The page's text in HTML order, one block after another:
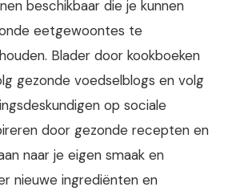
beschikbaar die je kunnen
eetgewoontes te
Blader door kookboeken
gezonde voedselblogs en volg
op sociale
door gezonde recepten en
naar je eigen smaak en
nieuwe ingrediënten en